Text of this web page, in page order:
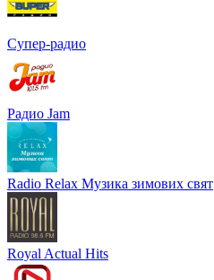
Супер-радио
Радио Jam
Radio Relax Музика зимових свят
Royal Actual Hits